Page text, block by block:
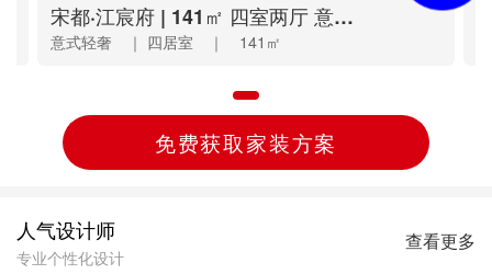
宋都·江宸府 | 141㎡ 四室两厅 意式轻奢
意式轻奢 ｜ 四居室 ｜ 141㎡
水河桥丨160㎡现代轻奢，浅米色多元演绎惬意生活！
现代轻奢 ｜ 三居室 ｜ 160㎡
逸品春江 | 120㎡ 三室两厅 美式
美式 ｜ 三居室 ｜ 120㎡
碧桂园 | 138㎡ 三室两厅 现代混搭
现代混搭 ｜ 四居室 ｜ 138㎡
江南大院 | 160㎡ 三室一厅 新中式
新中式 ｜ 三居室 ｜ 160㎡
免费获取家装方案
人气设计师
专业个性化设计
查看更多